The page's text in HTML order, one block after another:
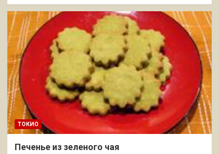
ТОКИО
Печенье из зеленого чая